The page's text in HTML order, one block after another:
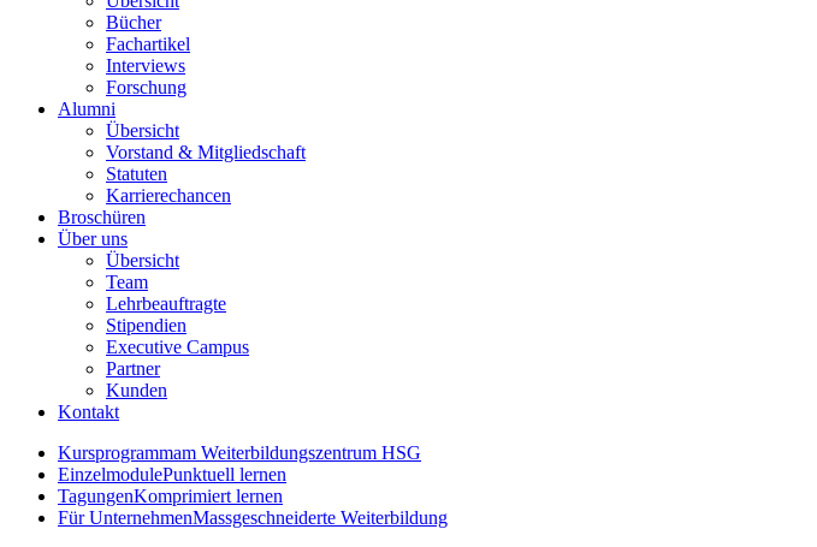
Bücher
Fachartikel
Interviews
Forschung
Alumni
Übersicht
Vorstand & Mitgliedschaft
Statuten
Karrierechancen
Broschüren
Über uns
Übersicht
Team
Lehrbeauftragte
Stipendien
Executive Campus
Partner
Kunden
Kontakt
Kursprogrammam Weiterbildungszentrum HSG
EinzelmodulePunktuell lernen
TagungenKomprimiert lernen
Für UnternehmenMassgeschneiderte Weiterbildung